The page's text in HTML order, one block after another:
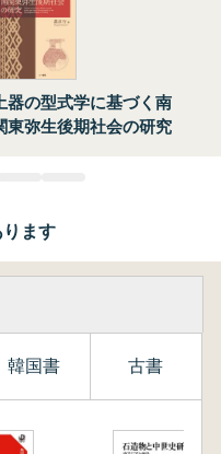
器の型式学に基づく南
東弥生後期社会の研究
ます
韓国書 古書